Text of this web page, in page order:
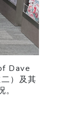
Dave
）及其